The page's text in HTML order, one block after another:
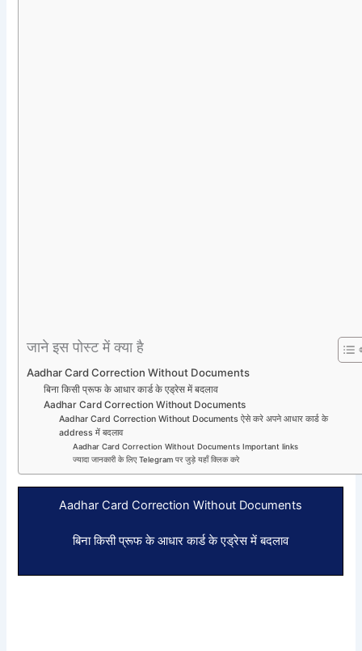
जाने इस पोस्ट में क्या है
Aadhar Card Correction Without Documents
बिना किसी प्रूफ के आधार कार्ड के एड्रेस में बदलाव
Aadhar Card Correction Without Documents
Aadhar Card Correction Without Documents ऐसे करे अपने आधार कार्ड के
address में बदलाव
Aadhar Card Correction Without Documents Important links
ज्यादा जानकारी के लिए Telegram पर जुड़े यहाँ क्लिक करे
Aadhar Card Correction Without Documents
बिना किसी प्रूफ के आधार कार्ड के एड्रेस में बदलाव